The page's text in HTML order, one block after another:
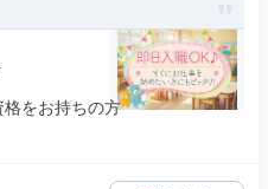
をお持ちの方